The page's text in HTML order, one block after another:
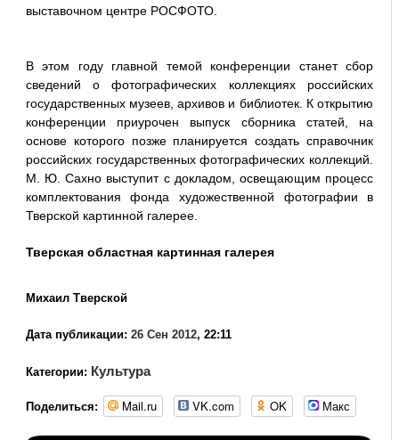
выставочном центре РОСФОТО.
В этом году главной темой конференции станет сбор
сведений о фотографических коллекциях российских
государственных музеев, архивов и библиотек. К открытию
конференции приурочен выпуск сборника статей, на
основе которого позже планируется создать справочник
российских государственных фотографических коллекций.
М. Ю. Сахно выступит с докладом, освещающим процесс
комплектования фонда художественной фотографии в
Тверской картинной галерее.
Тверская областная картинная галерея
Михаил Тверской
Дата публикации: 26 Сен 2012, 22:11
Категории: Культура
Поделиться: Mail.ru VK.com OK Макс